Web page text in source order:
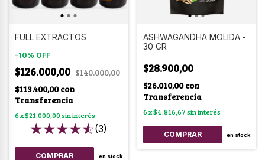
FULL EXTRACTOS
-10% OFF
$126.000,00 $140.000,00
$113.400,00con
Transferencia
6x$21.000,00sin interés
(3)
en stock
ASHWAGANDHA MOLIDA -
30 GR
$28.900,00
$26.010,00con
Transferencia
6x$4.816,67sin interés
en stock